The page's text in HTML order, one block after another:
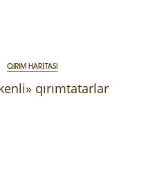
QIRIM HARİTASI
qırımtatarlar